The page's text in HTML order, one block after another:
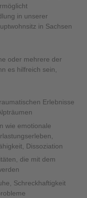
in unserer
in Sachsen
oder mehrere der
es hilfreich sein,
Erlebnisse
wie emotionale
Dissoziation
die mit dem
Schreckhaftigkeit